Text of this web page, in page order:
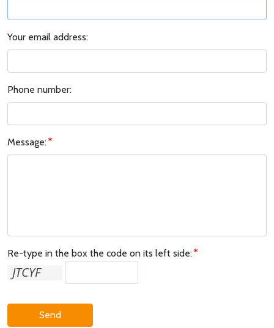
Your email address:
Phone number:
Message:
Re-type in the box the code on its left side:
Send